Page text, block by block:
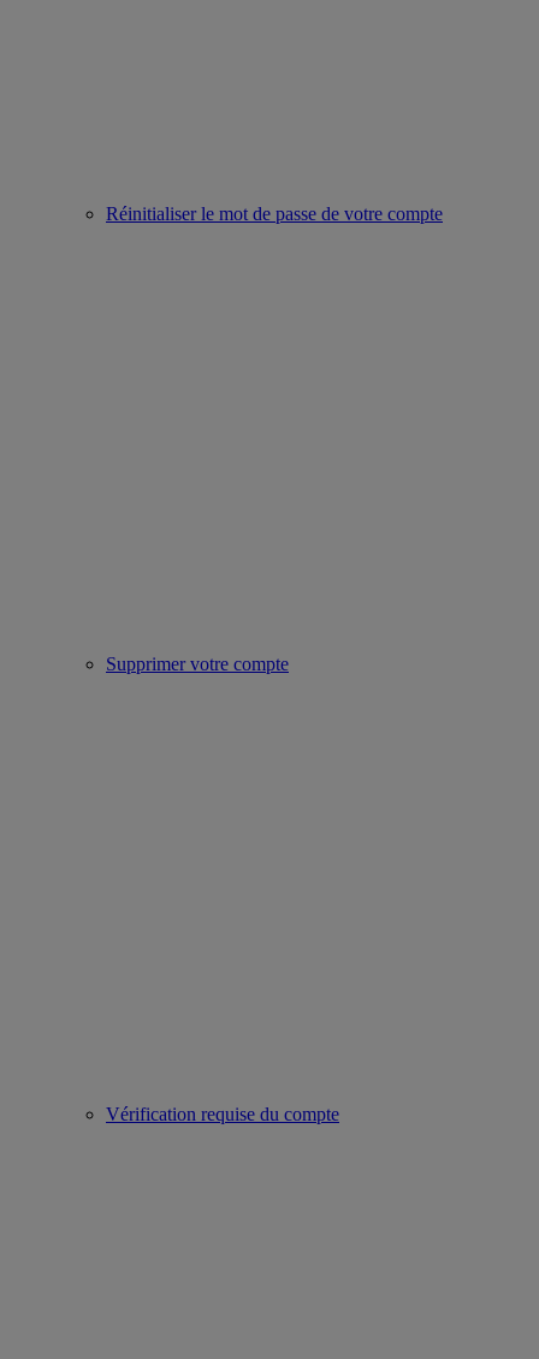
Réinitialiser le mot de passe de votre compte
Supprimer votre compte
Vérification requise du compte